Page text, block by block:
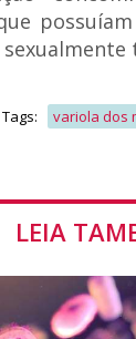
Tags: variola dos
LEIA